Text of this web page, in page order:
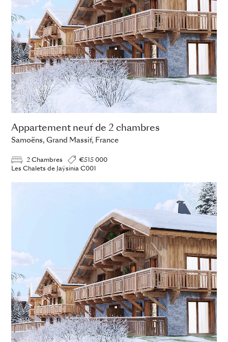
Appartement neuf de 2 chambres
Samoëns, Grand Massif, France
2 Chambres
€515 000
Les Chalets de Jaÿsinia C001